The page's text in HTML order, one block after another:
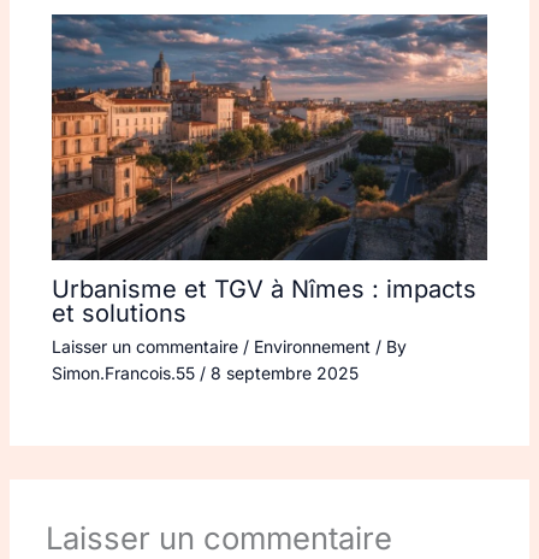
Urbanisme et TGV à Nîmes : impacts
et solutions
Laisser un commentaire / Environnement / By
Simon.Francois.55 / 8 septembre 2025
Laisser un commentaire